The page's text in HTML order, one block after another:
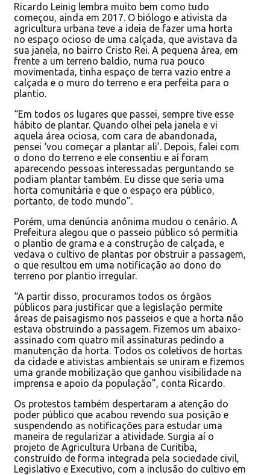
Ricardo Leinig lembra muito bem como tudo
começou, ainda em 2017. O biólogo e ativista da
agricultura urbana teve a ideia de fazer uma horta
no espaço ocioso de uma calçada, que avistava da
sua janela, no bairro Cristo Rei. A pequena área, em
frente a um terreno baldio, numa rua pouco
movimentada, tinha espaço de terra vazio entre a
calçada e o muro do terreno e era perfeita para o
plantio.
“Em todos os lugares que passei, sempre tive esse
hábito de plantar. Quando olhei pela janela e vi
aquela área ociosa, com cara de abandonada,
pensei ‘vou começar a plantar ali’. Depois, falei com
o dono do terreno e ele consentiu e aí foram
aparecendo pessoas interessadas perguntando se
podiam plantar também. Eu disse que seria uma
horta comunitária e que o espaço era público,
portanto, de todo mundo”.
Porém, uma denúncia anônima mudou o cenário. A
Prefeitura alegou que o passeio público só permitia
o plantio de grama e a construção de calçada, e
vedava o cultivo de plantas por obstruir a passagem,
o que resultou em uma notificação ao dono do
terreno por plantio irregular.
“A partir disso, procuramos todos os órgãos
públicos para justificar que a legislação permite
áreas de paisagismo nos passeios e que a horta não
estava obstruindo a passagem. Fizemos um abaixo-
assinado com quatro mil assinaturas pedindo a
manutenção da horta. Todos os coletivos de hortas
da cidade e ativistas ambientais se uniram e fizemos
uma grande mobilização que ganhou visibilidade na
imprensa e apoio da população”, conta Ricardo.
Os protestos também despertaram a atenção do
poder público que acabou revendo sua posição e
suspendendo as notificações para estudar uma
maneira de regularizar a atividade. Surgia aí o
projeto de Agricultura Urbana de Curitiba,
construído de forma integrada pela sociedade civil,
Legislativo e Executivo, com a inclusão do cultivo em